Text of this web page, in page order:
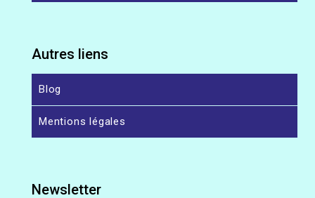
Autres liens
Blog
Mentions légales
Newsletter